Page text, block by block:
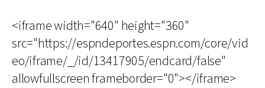
<iframe width="640" height="360"
src="https://espndeportes.espn.com/core/vid
eo/iframe/_/id/13417905/endcard/false"
allowfullscreen frameborder="0"></iframe>